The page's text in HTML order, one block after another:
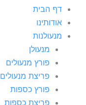
דף הבית
אודותינו
מנעולנות
מנעולן
פורץ מנעולים
פריצת מנעולים
פורץ כספות
פריצת כספות